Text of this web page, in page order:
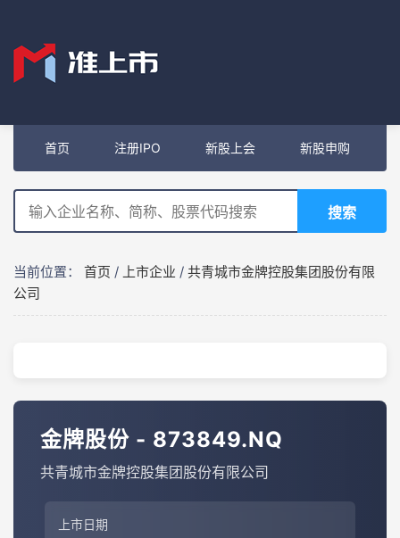
首页 注册IPO 新股上会 新股申购
搜索
当前位置： 首页 / 上市企业 / 共青城市金牌控股集团股份有限
公司
金牌股份 - 873849.NQ
共青城市金牌控股集团股份有限公司
上市日期